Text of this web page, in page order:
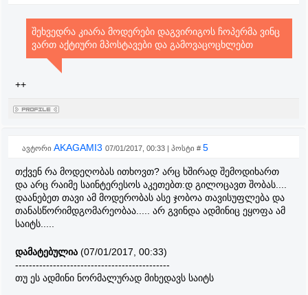
შეხვედრა კიარა მოდერები დაგვირიგოს ჩოპერმა ვინც
ვართ აქტიური მპოსტავები და გამოვაცოცხლებთ
++
ავტორი AKAGAMI3 07/01/2017, 00:33 | პოსტი # 5
თქვენ რა მოდეღობას ითხოვთ? არც ხშირად შემოდიხართ
და არც რაიმე საინტერესოს აკეთებთ:დ გილოცავთ შობას....
დაანებეთ თავი ამ მოდერობას ასე ჯობოა თავისუფლება და
თანასწორიმდგომარეობაა..... არ გვინდა ადმინიც ეყოფა ამ
საიტს.....
დამატებულია (07/01/2017, 00:33)
---------------------------------------------
თუ ეს ადმინი ნორმალურად მიხედავს საიტს